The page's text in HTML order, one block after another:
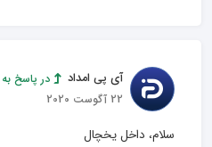
آی پی امداد
در پاسخ
22 آگوست 2020
سلام، داخل یخچال